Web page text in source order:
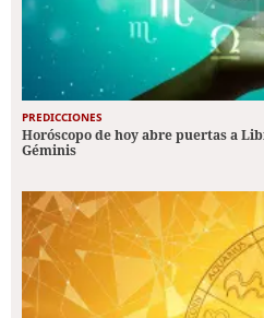
PREDICCIONES
Horóscopo de hoy abre puertas a
Géminis